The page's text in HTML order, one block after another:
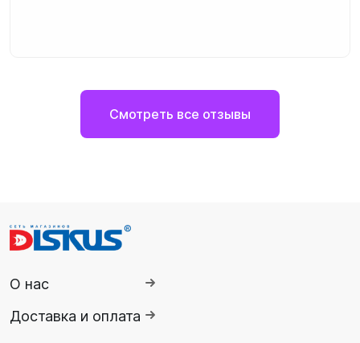
Смотреть все отзывы
О нас
Доставка и оплата